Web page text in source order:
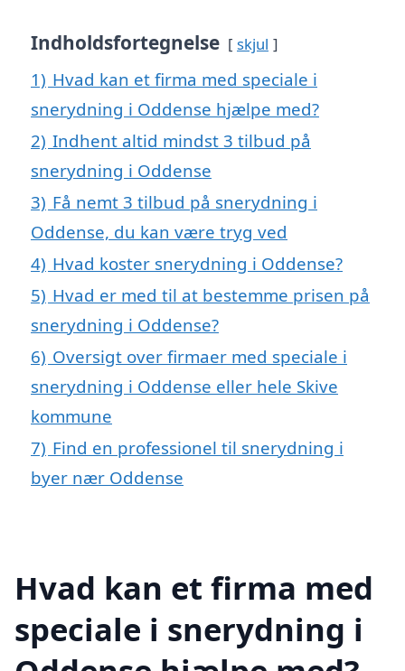
Indholdsfortegnelse skjul
1) Hvad kan et firma med speciale i
snerydning i Oddense hjælpe med?
2) Indhent altid mindst 3 tilbud på
snerydning i Oddense
3) Få nemt 3 tilbud på snerydning i
Oddense, du kan være tryg ved
4) Hvad koster snerydning i Oddense?
5) Hvad er med til at bestemme prisen på
snerydning i Oddense?
6) Oversigt over firmaer med speciale i
snerydning i Oddense eller hele Skive
kommune
7) Find en professionel til snerydning i
byer nær Oddense
Hvad kan et firma med
speciale i snerydning i